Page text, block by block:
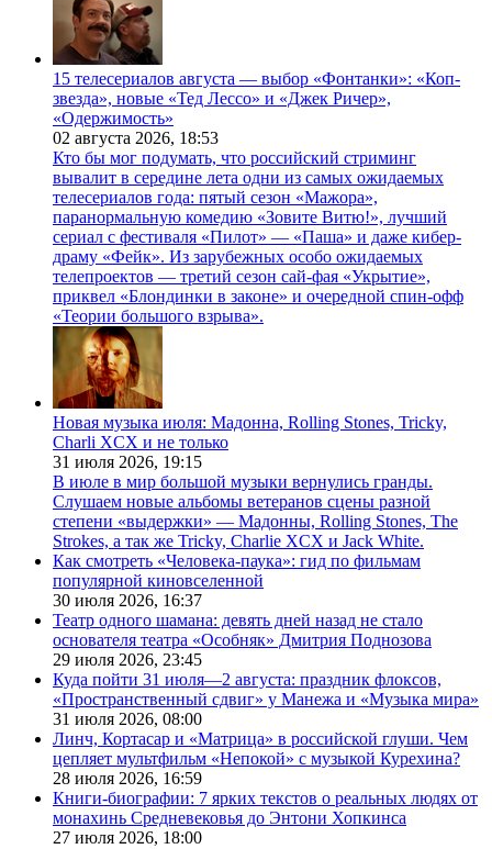
15 телесериалов августа — выбор «Фонтанки»: «Коп-
звезда», новые «Тед Лессо» и «Джек Ричер»,
«Одержимость»
02 августа 2026, 18:53
Кто бы мог подумать, что российский стриминг
вывалит в середине лета одни из самых ожидаемых
телесериалов года: пятый сезон «Мажора»,
паранормальную комедию «Зовите Витю!», лучший
сериал с фестиваля «Пилот» — «Паша» и даже кибер-
драму «Фейк». Из зарубежных особо ожидаемых
телепроектов — третий сезон сай-фая «Укрытие»,
приквел «Блондинки в законе» и очередной спин-офф
«Теории большого взрыва».
Новая музыка июля: Мадонна, Rolling Stones, Tricky,
Charli XCX и не только
31 июля 2026, 19:15
В июле в мир большой музыки вернулись гранды.
Слушаем новые альбомы ветеранов сцены разной
степени «выдержки» — Мадонны, Rolling Stones, The
Strokes, а так же Tricky, Charlie XCX и Jack White.
Как смотреть «Человека-паука»: гид по фильмам
популярной киновселенной
30 июля 2026, 16:37
Театр одного шамана: девять дней назад не стало
основателя театра «Особняк» Дмитрия Поднозова
29 июля 2026, 23:45
Куда пойти 31 июля—2 августа: праздник флоксов,
«Пространственный сдвиг» у Манежа и «Музыка мира»
31 июля 2026, 08:00
Линч, Кортасар и «Матрица» в российской глуши. Чем
цепляет мультфильм «Непокой» с музыкой Курехина?
28 июля 2026, 16:59
Книги-биографии: 7 ярких текстов о реальных людях от
монахинь Средневековья до Энтони Хопкинса
27 июля 2026, 18:00